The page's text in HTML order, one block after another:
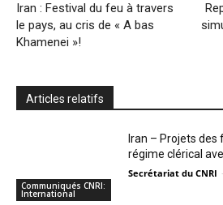
Iran : Festival du feu à travers
le pays, au cris de « A bas
Khamenei »!
Articles relatifs
Communiqués CNRI:
International
Iran – Projets
régime clérical
Secrétariat du CNRI -